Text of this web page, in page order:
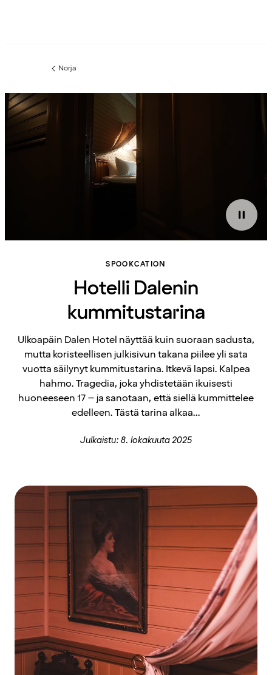
Edellinen
Norja
SPOOKCATION
Hotelli Dalenin
kummitustarina
Ulkoapäin Dalen Hotel näyttää kuin suoraan sadusta,
mutta koristeellisen julkisivun takana piilee yli sata
vuotta säilynyt kummitustarina. Itkevä lapsi. Kalpea
hahmo. Tragedia, joka yhdistetään ikuisesti
huoneeseen 17 – ja sanotaan, että siellä kummittelee
edelleen. Tästä tarina alkaa...
Julkaistu: 8. lokakuuta 2025